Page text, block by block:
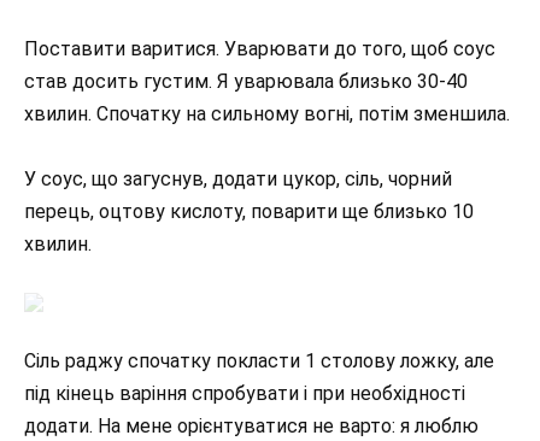
Поставити варитися. Уварювати до того, щоб соус
став досить густим. Я уварювала близько 30-40
хвилин. Спочатку на сильному вогні, потім зменшила.
У соус, що загуснув, додати цукор, сіль, чорний
перець, оцтову кислоту, поварити ще близько 10
хвилин.
Сіль раджу спочатку покласти 1 столову ложку, але
під кінець варіння спробувати і при необхідності
додати. На мене орієнтуватися не варто: я люблю